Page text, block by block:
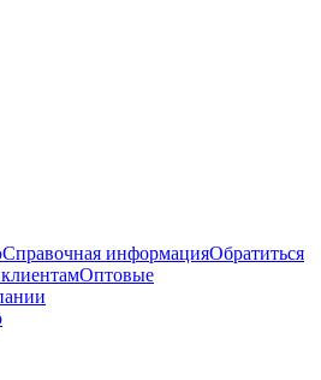
Справочная информацияОбратиться
Оптовые